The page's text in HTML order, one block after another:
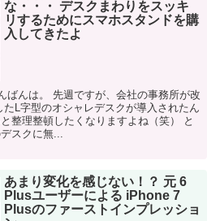
な・・・ デスクまわりをスッキ
リするためにスマホスタンドを購
入してきたよ
ばんは。 先週ですが、会社の事務所が改
L字型のオシャレデスクが導入されたん
整理整頓したくなりますよね（笑） と
スクに無...
あまり変化を感じない！？ 元 6
Plusユーザーによる iPhone 7
Plusのファーストインプレッショ